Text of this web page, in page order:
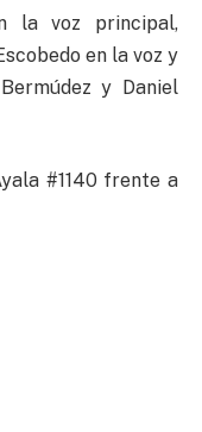
la voz principal,
en la voz y
y Daniel
#1140 frente a